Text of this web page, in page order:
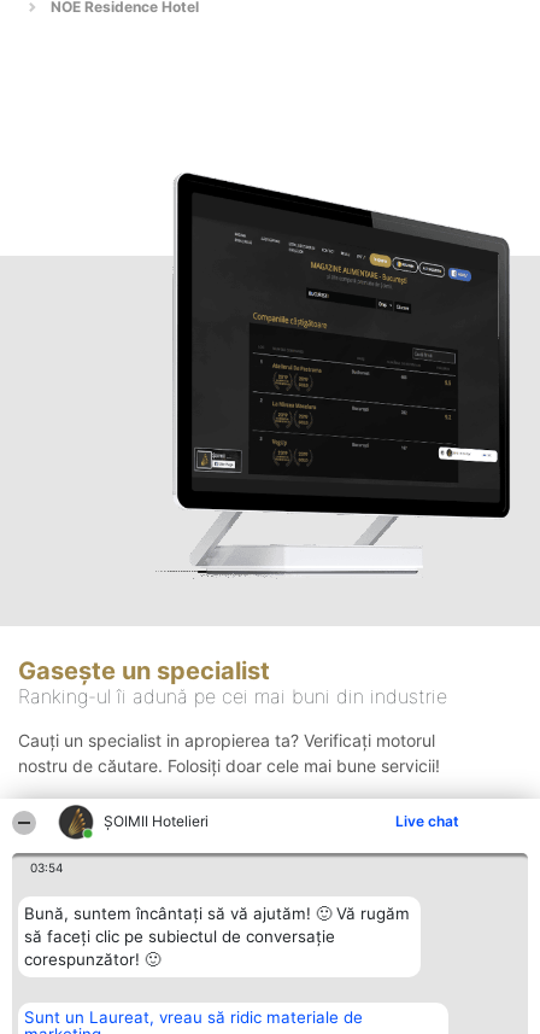
ȘOIMII Hotelieri Live chat
03:54
Bună, suntem încântați să vă ajutăm! 🙂 Vă rugăm
să faceți clic pe subiectul de conversație
corespunzător! 🙂
Sunt un Laureat, vreau să ridic materiale de
NOE Residence Hotel
Gasește un specialist
Ranking-ul îi adună pe cei mai buni din industrie
Cauți un specialist in apropierea ta? Verificați motorul
nostru de căutare. Folosiți doar cele mai bune servicii!
Organizator Ranking Plebiscyt Contact